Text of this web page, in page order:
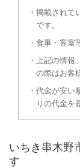
掲載されて
です。
食事・客室
上記の情
の際はお客
代金が安い
りの代金を
いちき串木野
す